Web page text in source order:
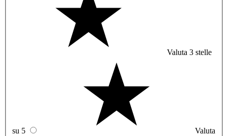
Valuta 3 stelle
su 5
Valuta